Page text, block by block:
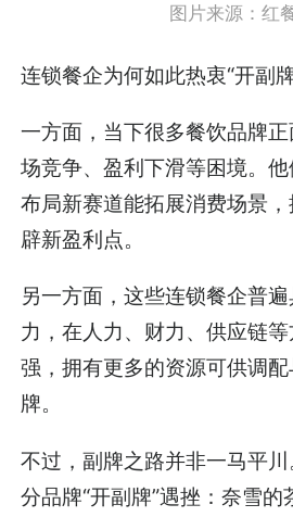
图片来源：红
连锁餐企为何如此热衷“开副
一方面，当下很多餐饮品牌
场竞争、盈利下滑等困境。
布局新赛道能拓展消费场景
辟新盈利点。
另一方面，这些连锁餐企普
力，在人力、财力、供应链
强，拥有更多的资源可供调
牌。
不过，副牌之路并非一马平
分品牌“开副牌”遇挫：奈雪